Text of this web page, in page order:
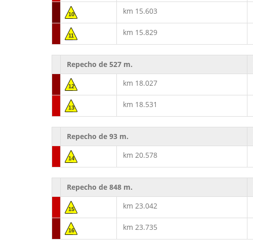
10 km 15.603
11 km 15.829
Repecho de 527 m.
12 km 18.027
13 km 18.531
Repecho de 93 m.
14 km 20.578
Repecho de 848 m.
15 km 23.042
16 km 23.735